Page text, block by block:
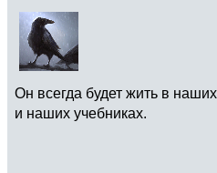
Он всегда будет жить в
и наших учебниках.